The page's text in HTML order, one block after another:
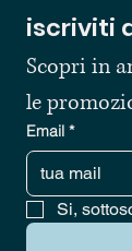
iscriviti
Scopri in
le
Email *
Si,